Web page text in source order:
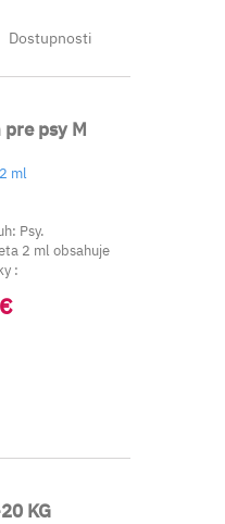
Dostupnosti
pre psy M
ml
Psy.
2 ml obsahuje
:
KG